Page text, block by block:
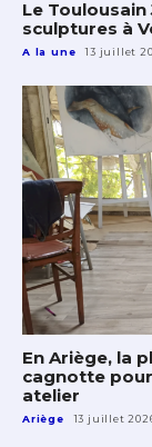
Le
sculptures à
A la une 13 juillet
En Ariège, la
cagnotte
atelier
Ariège 13 juillet